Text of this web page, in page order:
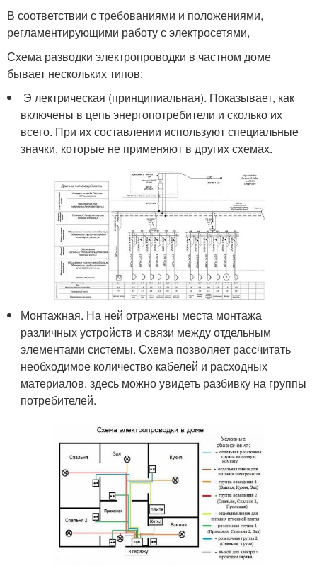
В соответствии с требованиями и положениями,
регламентирующими работу с электросетями,
Схема разводки электропроводки в частном доме
бывает нескольких типов:
Э лектрическая (принципиальная). Показывает, как
включены в цепь энергопотребители и сколько их
всего. При их составлении используют специальные
значки, которые не применяют в других схемах.
Монтажная. На ней отражены места монтажа
различных устройств и связи между отдельным
элементами системы. Схема позволяет рассчитать
необходимое количество кабелей и расходных
материалов. здесь можно увидеть разбивку на группы
потребителей.